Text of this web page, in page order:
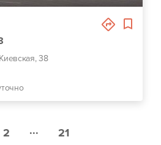
38
2 ... 21